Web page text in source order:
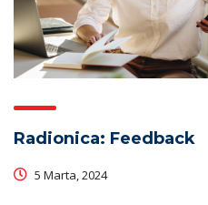
Radionica: Feedback
5 Marta, 2024